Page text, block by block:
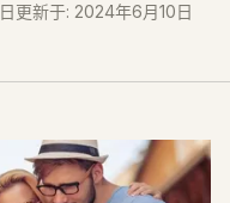
更新于: 2024年6月10日